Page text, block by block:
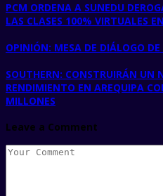
PCM ORDENA A SUNEDU
LAS CLASES 100% VIRTUALES
OPINIÓN: MESA DE DIÁLOGO
SOUTHERN: CONSTRUIRÁN UN
RENDIMIENTO EN AREQUIPA
MILLONES
Leave a Comment